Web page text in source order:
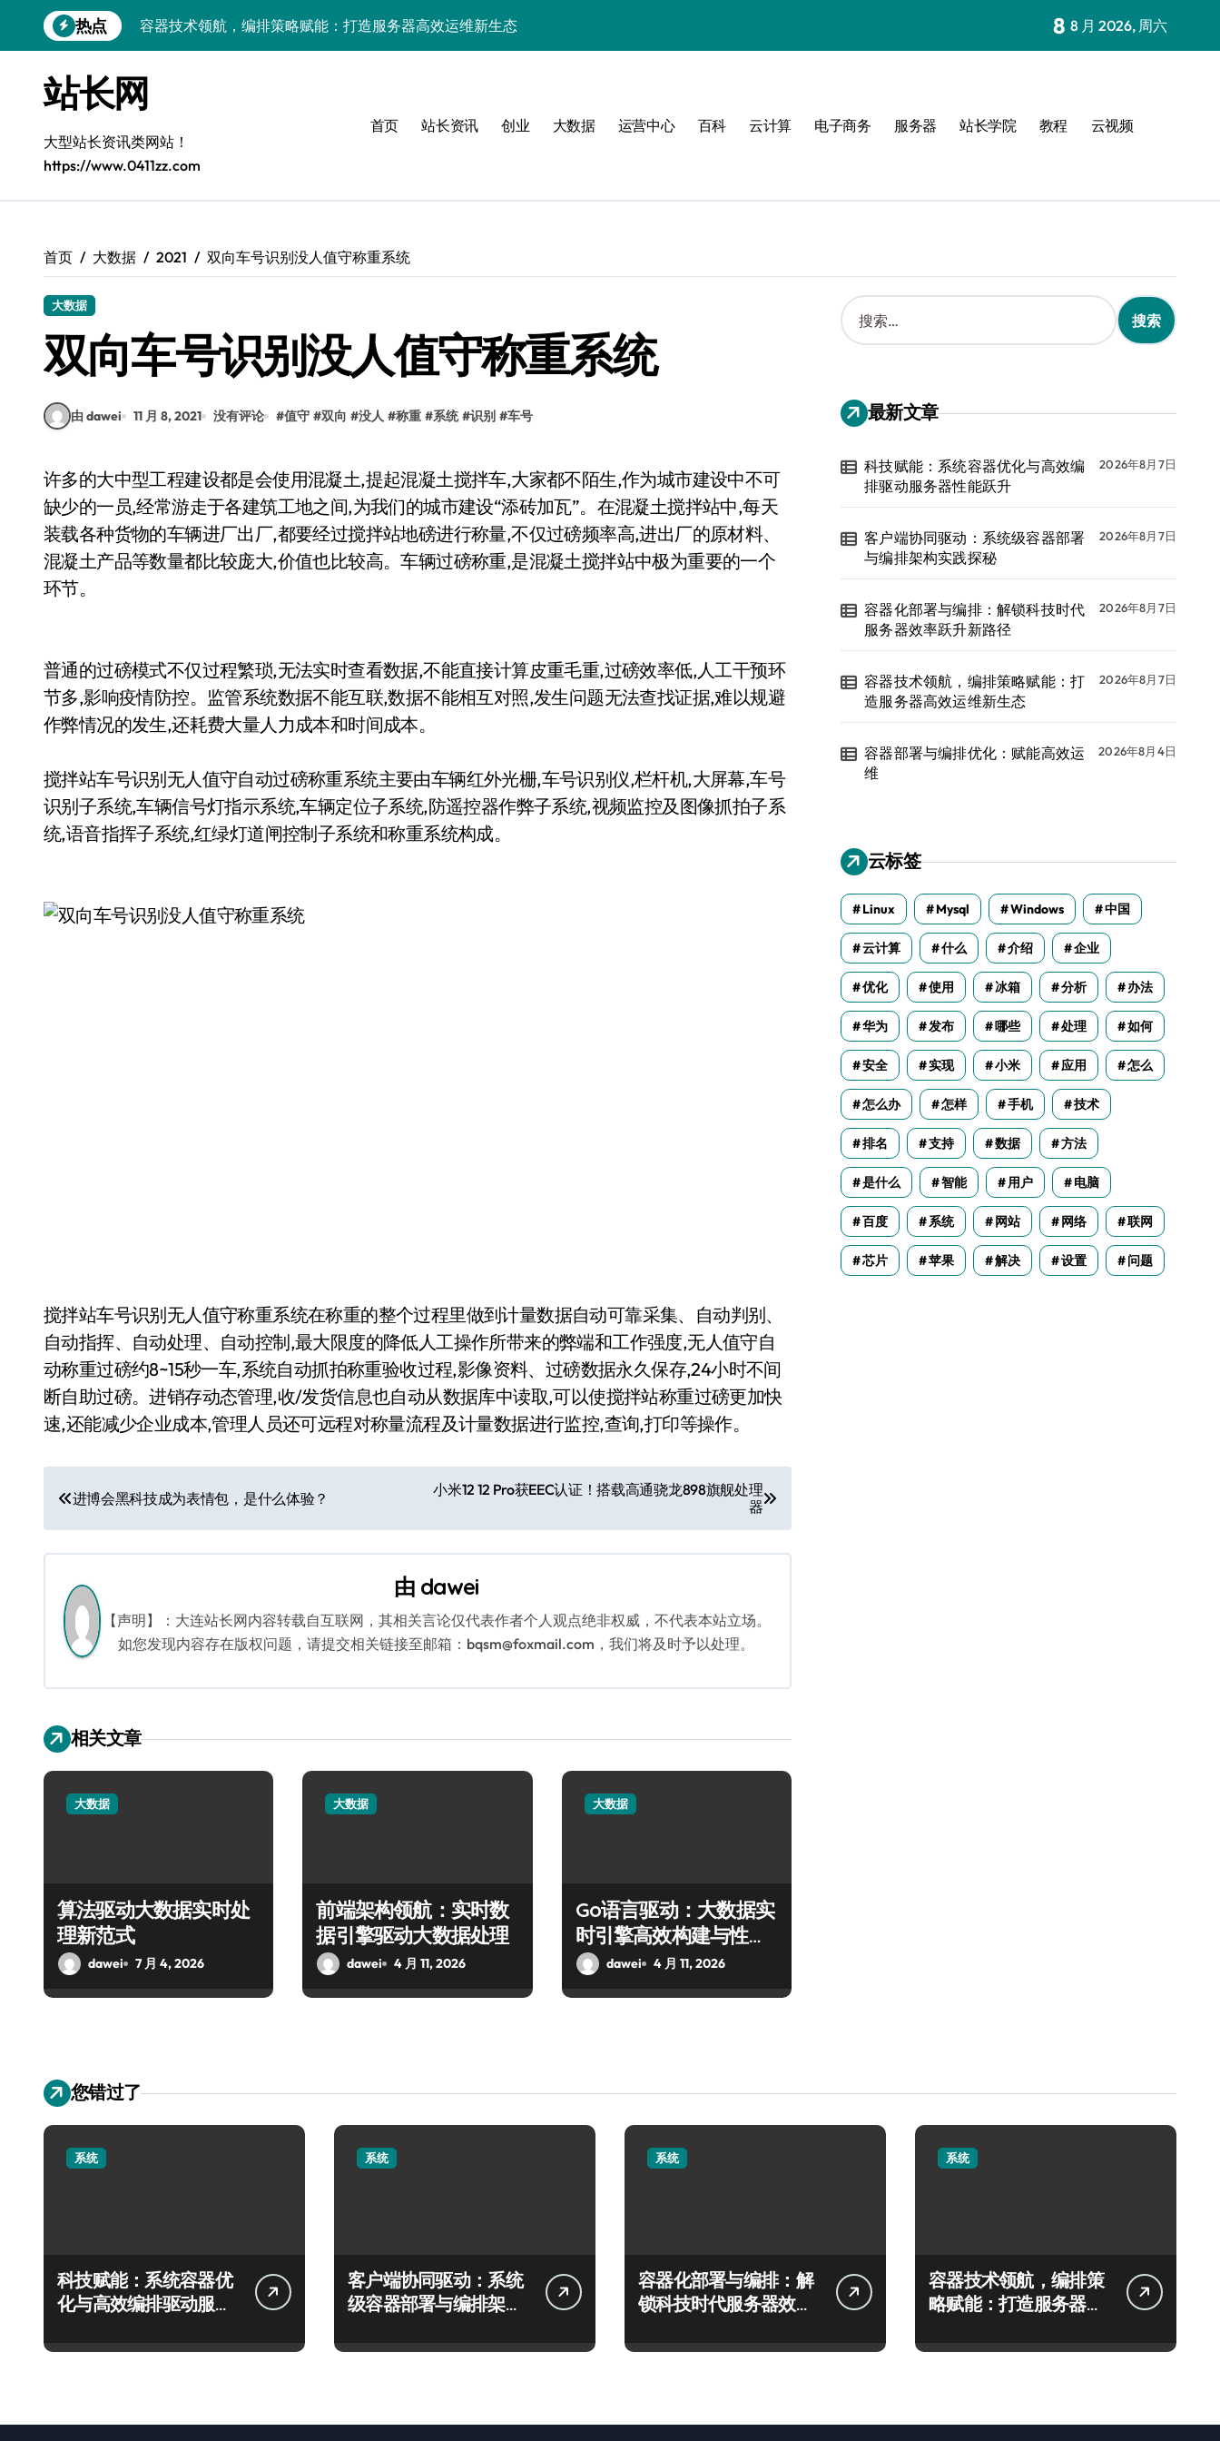
到
热点
容器技术领航，编排策略赋能：打造服务器高效运维新生态
容器部署与编排：重塑服务器管理新范式
破局之道：大模型平台安全运营实战
跨界融合：互联网站长生态新引擎
VR创业新路径：模式创新与平台化双轮驱动
科技赋能：系统容器优化与高效编排驱动服务器性能跃升
8 8 月 2026, 周六
站长网
大型站长资讯类网站！
https://www.0411zz.com
首页 站长资讯 创业 大数据 运营中心 百科 云计算 电子商务 服务器 站长学院 教程 云视频
首页 大数据 2021 双向车号识别没人值守称重系统
大数据
双向车号识别没人值守称重系统
由 dawei 11 月 8, 2021 没有评论 #值守 #双向 #没人 #称重 #系统 #识别 #车号
许多的大中型工程建设都是会使用混凝土,提起混凝土搅拌车,大家都不陌生,作为城市建设中不可
缺少的一员,经常游走于各建筑工地之间,为我们的城市建设“添砖加瓦”。在混凝土搅拌站中,每天
装载各种货物的车辆进厂出厂,都要经过搅拌站地磅进行称量,不仅过磅频率高,进出厂的原材料、
混凝土产品等数量都比较庞大,价值也比较高。车辆过磅称重,是混凝土搅拌站中极为重要的一个
环节。
普通的过磅模式不仅过程繁琐,无法实时查看数据,不能直接计算皮重毛重,过磅效率低,人工干预环
节多,影响疫情防控。监管系统数据不能互联,数据不能相互对照,发生问题无法查找证据,难以规避
作弊情况的发生,还耗费大量人力成本和时间成本。
搅拌站车号识别无人值守自动过磅称重系统主要由车辆红外光栅,车号识别仪,栏杆机,大屏幕,车号
识别子系统,车辆信号灯指示系统,车辆定位子系统,防遥控器作弊子系统,视频监控及图像抓拍子系
统,语音指挥子系统,红绿灯道闸控制子系统和称重系统构成。
搅拌站车号识别无人值守称重系统在称重的整个过程里做到计量数据自动可靠采集、自动判别、
自动指挥、自动处理、自动控制,最大限度的降低人工操作所带来的弊端和工作强度,无人值守自
动称重过磅约8~15秒一车,系统自动抓拍称重验收过程,影像资料、过磅数据永久保存,24小时不间
断自助过磅。进销存动态管理,收/发货信息也自动从数据库中读取,可以使搅拌站称重过磅更加快
速,还能减少企业成本,管理人员还可远程对称量流程及计量数据进行监控,查询,打印等操作。
文
章
导
航
进博会黑科技成为表情包，是什么体验？
小米12 12 Pro获EEC认证！搭载高通骁龙898旗舰处理
器
由 dawei
【声明】：大连站长网内容转载自互联网，其相关言论仅代表作者个人观点绝非权威，不代表本站立场。
如您发现内容存在版权问题，请提交相关链接至邮箱：bqsm@foxmail.com，我们将及时予以处理。
相关文章
大数据
算法驱动大数据实时处
理新范式
dawei 7 月 4, 2026
大数据
前端架构领航：实时数
据引擎驱动大数据处理
dawei 4 月 11, 2026
大数据
Go语言驱动：大数据实
时引擎高效构建与性能
优化dawei 4 月 11, 2026
搜
索
：
最新文章
科技赋能：系统容器优化与高效编
排驱动服务器性能跃升
2026年8月7日
客户端协同驱动：系统级容器部署
与编排架构实践探秘
2026年8月7日
容器化部署与编排：解锁科技时代
服务器效率跃升新路径
2026年8月7日
容器技术领航，编排策略赋能：打
造服务器高效运维新生态
2026年8月7日
容器部署与编排优化：赋能高效运
维
2026年8月4日
云标签
Linux Mysql Windows 中国
云计算 什么 介绍 企业
优化 使用 冰箱 分析 办法
华为 发布 哪些 处理 如何
安全 实现 小米 应用 怎么
怎么办 怎样 手机 技术
排名 支持 数据 方法
是什么 智能 用户 电脑
百度 系统 网站 网络 联网
芯片 苹果 解决 设置 问题
您错过了
系统
科技赋能：系统容器优
化与高效编排驱动服务
系统
客户端协同驱动：系统
级容器部署与编排架构
系统
容器化部署与编排：解
锁科技时代服务器效率
系统
容器技术领航，编排策
略赋能：打造服务器高